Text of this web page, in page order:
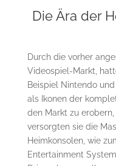
Die Ära der
Durch die vorher
Videospiel-Markt,
Beispiel Nintendo
als Ikonen der
den Markt zu
versorgten sie die
Heimkonsolen, wie
Entertainment